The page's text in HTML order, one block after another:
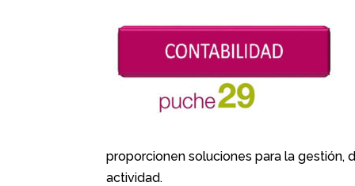
proporcionen soluciones para la gestión,
actividad.